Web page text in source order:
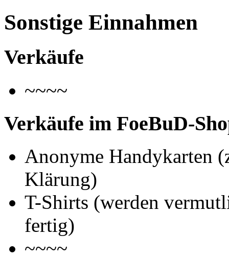
Sonstige Einnahmen
Verkäufe
~~~~
Verkäufe im FoeBuD-
Anonyme Handykarten
Klärung)
T-Shirts (werden
fertig)
~~~~